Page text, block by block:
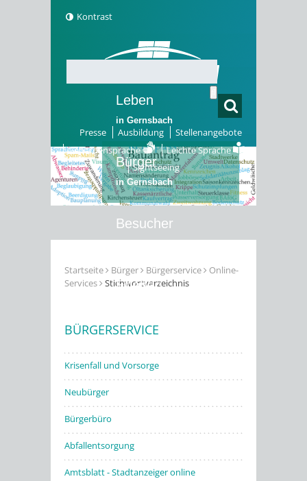
Kontrast
Presse Ausbildung
Stellenangebote
Gebärdensprache
Leichte Sprache
Sightseeing
Leben
in Gernsbach
Bürger
in Gernsbach
Besucher
Erleben
Startseite Bürger Bürgerservice
Online-
Services
Stichwortverzeichnis
BÜRGERSERVICE
Krisenfall und Vorsorge
Neubürger
Bürgerbüro
Abfallentsorgung
Amtsblatt - Stadtanzeiger online